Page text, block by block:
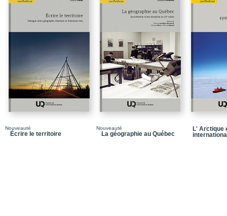
Nouveauté
Écrire le territoire
Nouveauté
La géographie au Québec
L' Arctique